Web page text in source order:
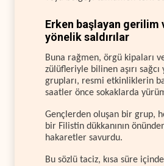
Erken başlayan gerilim
yönelik saldırılar
Buna rağmen, örgü kipaları
zülüfleriyle bilinen aşırı
grupları, resmi etkinliklerin
saatler önce sokaklarda
Gençlerden oluşan bir grup,
bir Filistin dükkanının
hakaretler savurdu.
Bu sözlü taciz, kısa süre